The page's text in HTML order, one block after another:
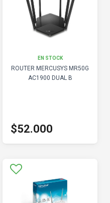
EN STOCK
ROUTER MERCUSYS MR50G
AC1900 DUAL B
$52.000